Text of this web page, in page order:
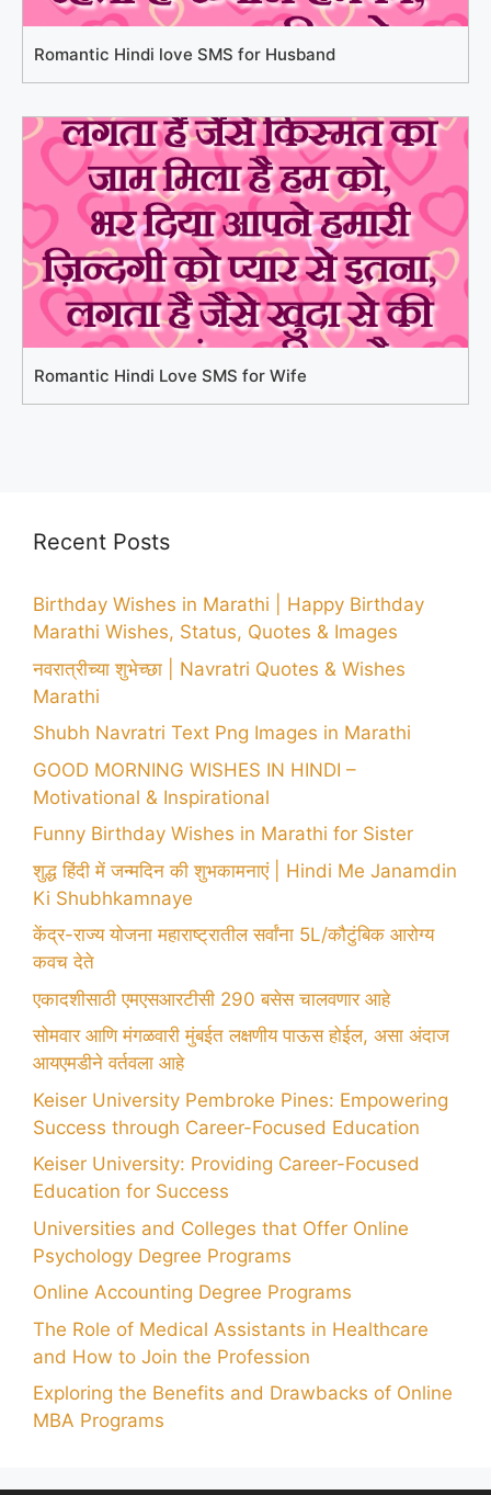
Romantic Hindi love SMS for Husband
Romantic Hindi Love SMS for Wife
Recent Posts
Birthday Wishes in Marathi | Happy Birthday
Marathi Wishes, Status, Quotes & Images
नवरात्रीच्या शुभेच्छा | Navratri Quotes & Wishes
Marathi
Shubh Navratri Text Png Images in Marathi
GOOD MORNING WISHES IN HINDI –
Motivational & Inspirational
Funny Birthday Wishes in Marathi for Sister
शुद्ध हिंदी में जन्मदिन की शुभकामनाएं | Hindi Me Janamdin
Ki Shubhkamnaye
केंद्र-राज्य योजना महाराष्ट्रातील सर्वांना 5L/कौटुंबिक आरोग्य
कवच देते
एकादशीसाठी एमएसआरटीसी 290 बसेस चालवणार आहे
सोमवार आणि मंगळवारी मुंबईत लक्षणीय पाऊस होईल, असा अंदाज
आयएमडीने वर्तवला आहे
Keiser University Pembroke Pines: Empowering
Success through Career-Focused Education
Keiser University: Providing Career-Focused
Education for Success
Universities and Colleges that Offer Online
Psychology Degree Programs
Online Accounting Degree Programs
The Role of Medical Assistants in Healthcare
and How to Join the Profession
Exploring the Benefits and Drawbacks of Online
MBA Programs